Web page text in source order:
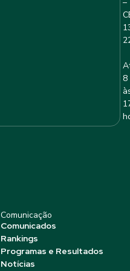
–
8
Comunicação
Comunicados
Rankings
Programas e Resultados
Notícias